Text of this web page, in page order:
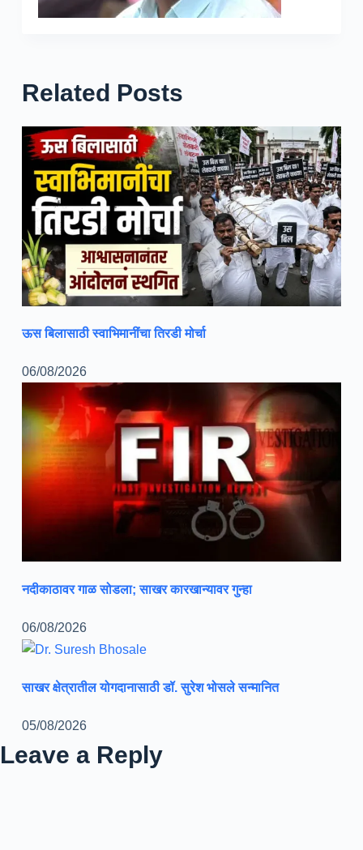
Related Posts
ऊस बिलासाठी स्वाभिमानींचा तिरडी मोर्चा
06/08/2026
नदीकाठावर गाळ सोडला; साखर कारखान्यावर गुन्हा
06/08/2026
साखर क्षेत्रातील योगदानासाठी डॉ. सुरेश भोसले सन्मानित
05/08/2026
Leave a Reply